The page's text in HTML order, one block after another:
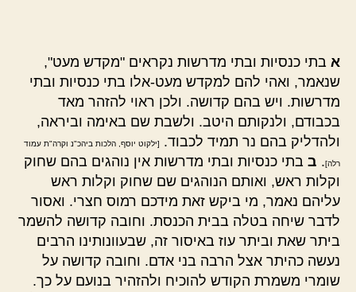
א בתי כנסיות ובתי מדרשות נקראים "מקדש מעט",
שנאמר, ואהי להם למקדש מעט-אלו בתי כנסיות ובתי
מדרשות. ויש בהם קדושה. ולכן ראוי להזהר מאד
בכבודם, ולנקותם היטב. ולשבת שם באימה וביראה,
ולהדליק בהם נר תמיד לכבוד.
[ילקוט יוסף, הלכות ביהכ"נ וקרה"ת עמוד
רלה]. ב בתי כנסיות ובתי מדרשות אין נוהגים בהם שחוק
וקלות ראש, ואותם הנוהגים שם שחוק וקלות ראש
עליהם נאמר, מי ביקש זאת מידכם רמוס חצרי. ואסור
לדבר שיחה בטלה בבית הכנסת. וחובה קדושה להשמר
ביתר שאת וביתר עוז באיסור זה, שבעוונותינו הרבים
נעשה כהיתר אצל הרבה בני אדם. וחובה קדושה על
שומרי משמרת הקודש להוכיח ולהזהיר בנועם על כך.